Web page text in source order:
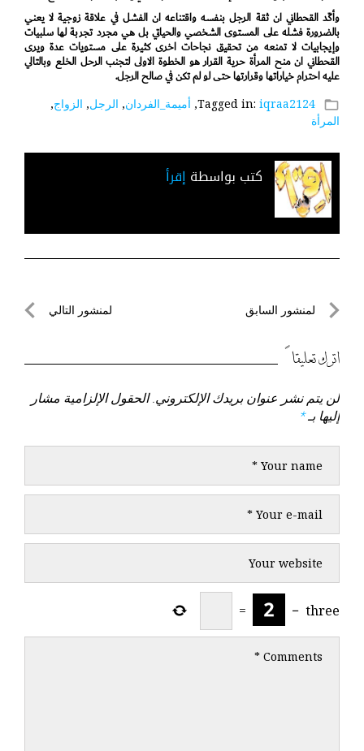
وأكّد القحطاني ان ثقة الرجل بنفسه واقتناعه ان الفشل في علاقة زوجية لا يعني
بالضرورة فشله على المستوى الشخصي والحياتي بل هي مجرد تجربة لها سلبيات
وإيجابيات لا تمنعه من تحقيق نجاحات اخرى كثيرة على مستويات عدة ويرى
القحطاني ان منح المرأة حرية القرار هو الخطوة الاولى لتجنب الرحل الخلع وبالتالي
عليه احترام خياراتها وقرارتها حتى لو لم تكن في صالح الرجل.
folder_open
Tagged in: iqraa2124
, أميمة_الفردان, الرجل, الزواج,
المرأة
كتب بواسطة إقرأ
تصفّحلمنشور السابق
السابق
لمنشور التالي
اترك تعليقاً
لن يتم نشر عنوان بريدك الإلكتروني. الحقول الإلزامية مشار
إليها بـ*
three
−
=